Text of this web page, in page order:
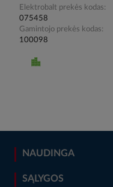
Elektrobalt prekės kodas
075458
Gamintojo prekės kodas
100098
NAUDINGA
SĄLYGOS